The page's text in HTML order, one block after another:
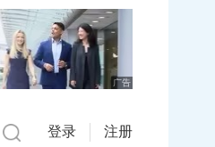
广告
登录 注册